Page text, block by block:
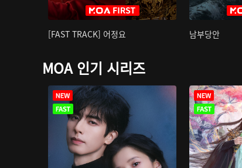
[FAST TRACK] 어정요 남부당안
MOA 인기 시리즈